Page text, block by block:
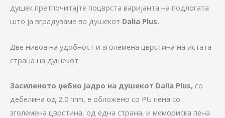
душек претпочитајте поцврста варијанта на подлогата
што ја вградуваме во душекот Dalia Plus.
Две нивоа на удобност и зголемена цврстина на истата
страна на душекот
Засиленото џебно јадро на душекот Dalia Plus, со
дебелина од 2,0 mm, е обложено со PU пена со
зголемена цврстина, од една страна, и мемориска пена